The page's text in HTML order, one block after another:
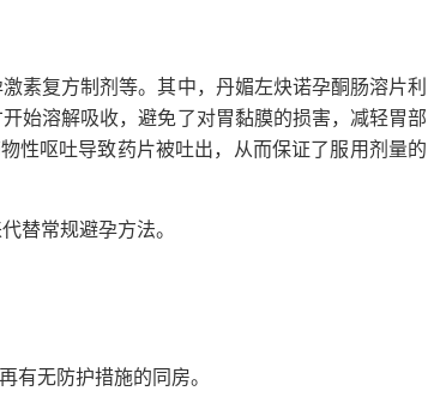
素复方制剂等。其中，丹媚左炔诺孕酮肠溶片利
始溶解吸收，避免了对胃黏膜的损害，减轻胃部
性呕吐导致药片被吐出，从而保证了服用剂量的
替常规避孕方法。
有无防护措施的同房。